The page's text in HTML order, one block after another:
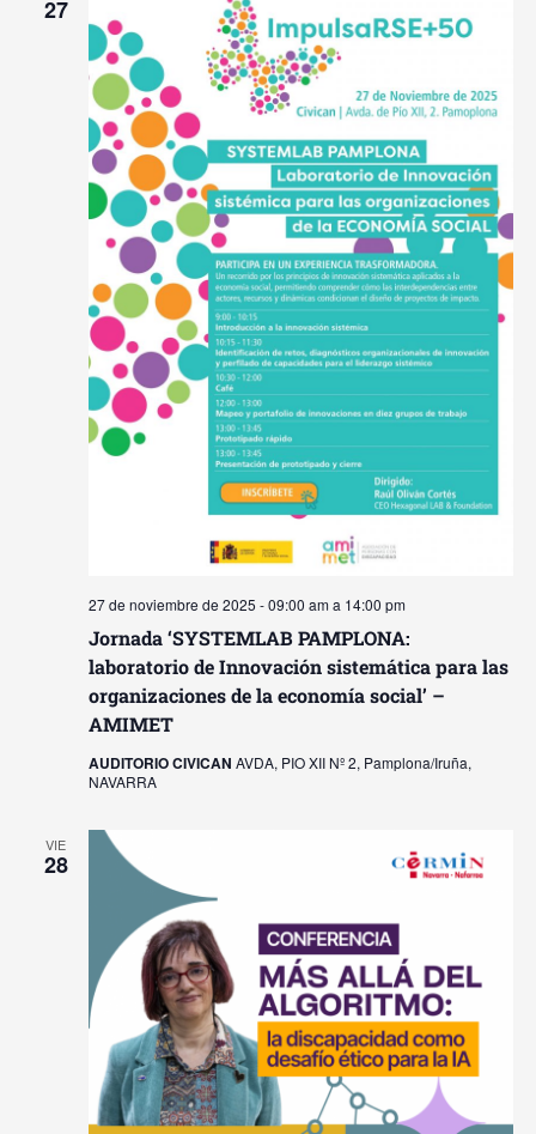
27
Jornada ‘SYSTEMLAB PAMPLONA:
laboratorio de Innovación sistemática para las
organizaciones de la economía social’ –
AMIMET
27 de noviembre de 2025 - 09:00 ama 14:00 pm
AUDITORIO CIVICAN AVDA, PIO XII Nº 2, Pamplona/Iruña,
NAVARRA
VIE
28